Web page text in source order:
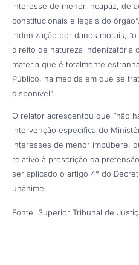
interesse de menor incapaz, de
constitucionais e legais do
indenização por danos morais,
direito de natureza indenizatória
matéria que é totalmente
Público, na medida em que se
disponível”.
O relator acrescentou que “não
intervenção específica do
interesses de menor impúbere,
relativo à prescrição da
ser aplicado o artigo 4° do
unânime.
Fonte: Superior Tribunal de